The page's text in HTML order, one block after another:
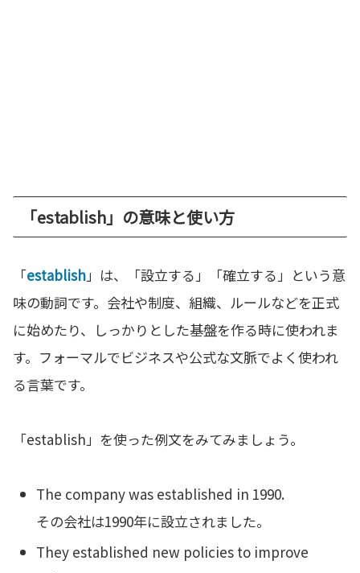
「establish」の意味と使い方
「establish」は、「設立する」「確立する」という意
味の動詞です。会社や制度、組織、ルールなどを正式
に始めたり、しっかりとした基盤を作る時に使われま
す。フォーマルでビジネスや公式な文脈でよく使われ
る言葉です。
「establish」を使った例文をみてみましょう。
The company was established in 1990.
その会社は1990年に設立されました。
They established new policies to improve